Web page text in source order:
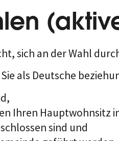
sich an der Wahl
als Deutsche
Ihren Hauptwohnsitz
sind und